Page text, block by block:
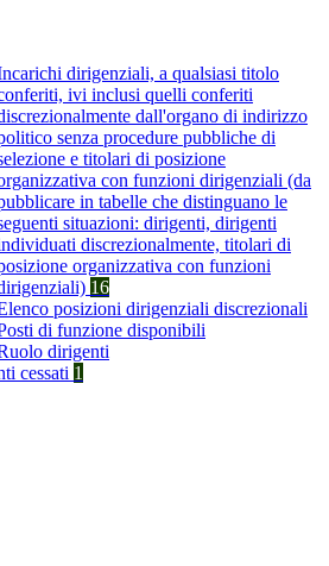
dirigenziali, a qualsiasi titolo
ivi inclusi quelli conferiti
dall'organo di indirizzo
senza procedure pubbliche di
e titolari di posizione
con funzioni dirigenziali (da
in tabelle che distinguano le
situazioni: dirigenti, dirigenti
discrezionalmente, titolari di
organizzativa con funzioni
16
posizioni dirigenziali discrezionali
di funzione disponibili
dirigenti
cessati 1